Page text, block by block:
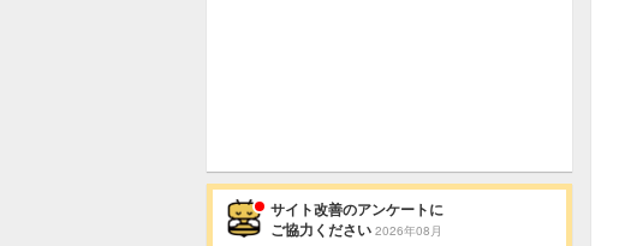
サイト改善のアンケートに
ご協力ください 2026年08月